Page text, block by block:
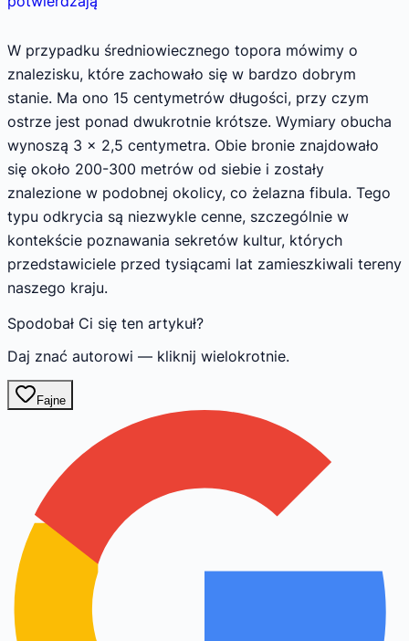
W przypadku średniowiecznego topora mówimy o
znalezisku, które zachowało się w bardzo dobrym
stanie. Ma ono 15 centymetrów długości, przy czym
ostrze jest ponad dwukrotnie krótsze. Wymiary obucha
wynoszą 3 x 2,5 centymetra. Obie bronie znajdowało
się około 200-300 metrów od siebie i zostały
znalezione w podobnej okolicy, co żelazna fibula. Tego
typu odkrycia są niezwykle cenne, szczególnie w
kontekście poznawania sekretów kultur, których
przedstawiciele przed tysiącami lat zamieszkiwali tereny
naszego kraju.
Spodobał Ci się ten artykuł?
Daj znać autorowi — kliknij wielokrotnie.
Fajne